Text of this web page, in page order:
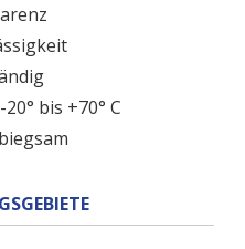
bis +70° C